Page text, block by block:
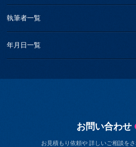
執筆者一覧
年月日一覧
お問い合わせ
お見積もり依頼や 詳しいご相談を